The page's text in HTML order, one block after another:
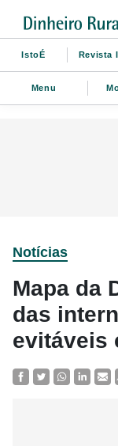
IstoÉ Revista
Menu
Notícias
Mapa da
das
evitáveis